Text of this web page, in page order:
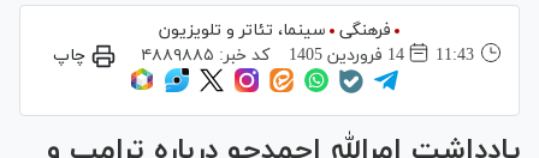
فرهنگی
سینما،‌ تئاتر و تلویزیون
11:43
14 فروردين 1405 کد خبر: ۴۸۸۹۸۸۵ چاپ